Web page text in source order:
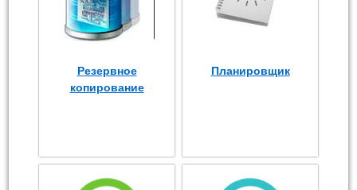
Резервное
копирование
Планировщик